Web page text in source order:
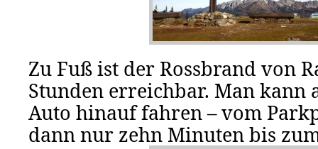
Zu Fuß ist der Rossbrand von
Stunden erreichbar. Man kann
Auto hinauf fahren – vom
dann nur zehn Minuten bis